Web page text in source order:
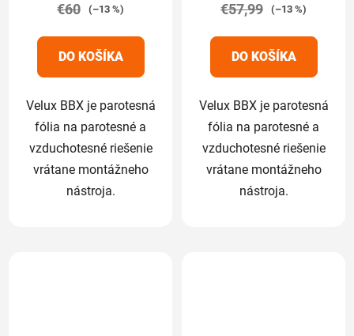
5,0
5
hviezdičiek.
€60 (–13 %)
DO KOŠÍKA
Velux BBX je parotesná
fólia na parotesné a
vzduchotesné riešenie
vrátane montážneho
nástroja.
5,0
5
hviezdičiek.
€57,99 (–13 %)
DO KOŠÍKA
Velux BBX je parotesná
fólia na parotesné a
vzduchotesné riešenie
vrátane montážneho
nástroja.